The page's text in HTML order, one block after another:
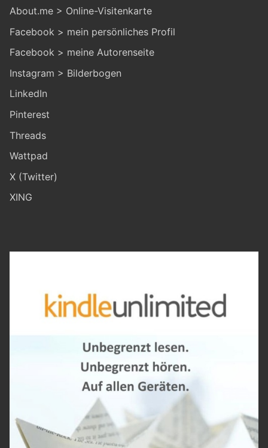
About.me > Online-Visitenkarte
Facebook > mein persönliches Profil
Facebook > meine Autorenseite
Instagram > Bilderbogen
LinkedIn
Pinterest
Threads
Wattpad
X (Twitter)
XING